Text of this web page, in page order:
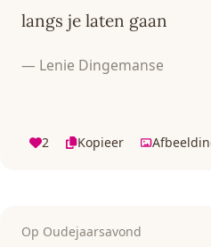
langs je laten gaan
— Lenie Dingemanse
2 Kopieer
Op Oudejaarsavond